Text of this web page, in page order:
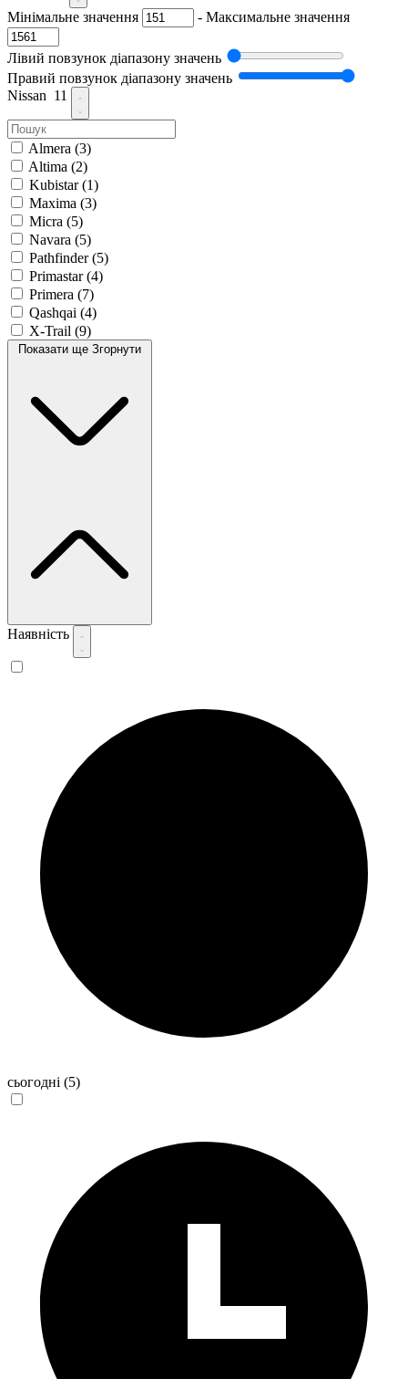
Мінімальне значення - Максимальне значення
Лівий повзунок діапазону значень
Правий повзунок діапазону значень
Nissan 11
Almera (3)
Altima (2)
Kubistar(1)
Maxima (3)
Micra (5)
Navara (5)
Pathfinder(5)
Primastar(4)
Primera (7)
Qashqai (4)
X-Trail (9)
Показати ще Згорнути
Наявність
сьогодні (5)